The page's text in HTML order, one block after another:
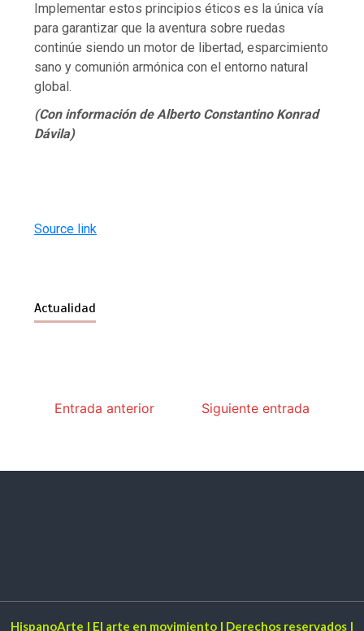
Implementar estos principios éticos es la única vía
para garantizar que la aventura sobre ruedas
continúe siendo un motor de libertad, esparcimiento
sano y comunión armónica con el entorno natural
global.
(Con información de Alberto Constantino Konrad
Dávila)
Source link
Actualidad
Entrada anterior Siguiente entrada